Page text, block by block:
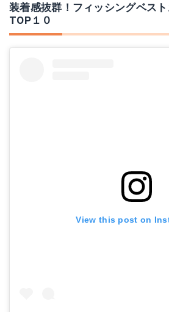
装着感抜群！フィッシングベス
TOP１０
View this post on